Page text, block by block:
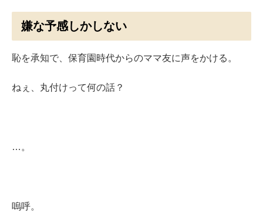
嫌な予感しかしない
恥を承知で、保育園時代からのママ友に声をかける。
ねぇ、丸付けって何の話？
…。
嗚呼。